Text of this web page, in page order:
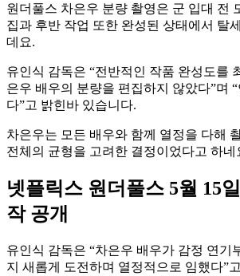
원더풀스 차은우 분량 촬영은 군 입대 전
집과 후반 작업 또한 완성된 상태에서 탈
데요.
유인식 감독은 “전반적인 작품 완성도를
은우 배우의 분량을 편집하지 않았다”며
다”고 밝힌바 있습니다.
차은우는 모든 배우와 함께 열정을 다해
전체의 균형을 고려한 결정이었다고 하네
넷플릭스 원더풀스 5월 15
작 공개
유인식 감독은 “차은우 배우가 감정 연기
지 새롭게 도전하며 열정적으로 임했다”